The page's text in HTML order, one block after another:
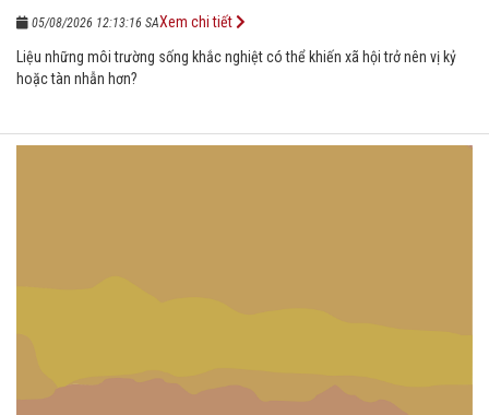
05/08/2026 12:13:16 SA
Liệu những môi trường sống khắc nghiệt có thể khiến xã hội trở nên vị kỷ
hoặc tàn nhẫn hơn?
Xem chi tiết